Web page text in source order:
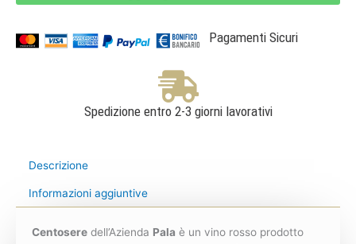
DOC
Pala
Pagamenti Sicuri
Spedizione entro 2-3 giorni lavorativi
Descrizione
Informazioni aggiuntive
Centosere dell’Azienda Pala è un vino rosso prodotto